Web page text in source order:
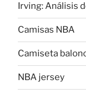
Irving: Análisis
Camisas NBA
Camiseta
NBA jersey